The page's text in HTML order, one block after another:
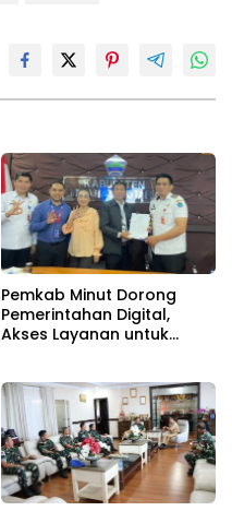
Pemkab Minut Dorong
Pemerintahan Digital,
Akses Layanan untuk